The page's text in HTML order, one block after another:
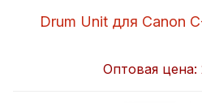
Drum Unit для Canon
Оптовая цена: